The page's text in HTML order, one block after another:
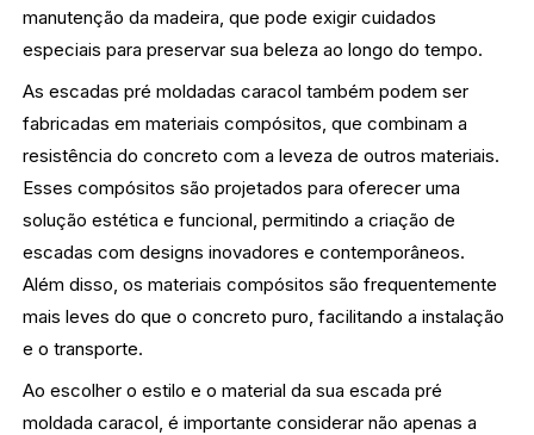
manutenção da madeira, que pode exigir cuidados
especiais para preservar sua beleza ao longo do tempo.
As escadas pré moldadas caracol também podem ser
fabricadas em materiais compósitos, que combinam a
resistência do concreto com a leveza de outros materiais.
Esses compósitos são projetados para oferecer uma
solução estética e funcional, permitindo a criação de
escadas com designs inovadores e contemporâneos.
Além disso, os materiais compósitos são frequentemente
mais leves do que o concreto puro, facilitando a instalação
e o transporte.
Ao escolher o estilo e o material da sua escada pré
moldada caracol, é importante considerar não apenas a